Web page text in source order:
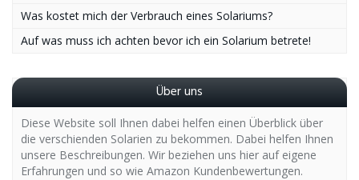
Was kostet mich der Verbrauch eines Solariums?
Auf was muss ich achten bevor ich ein Solarium betrete!
Über uns
Diese Website soll Ihnen dabei helfen einen Überblick über
die verschienden Solarien zu bekommen. Dabei helfen Ihnen
unsere Beschreibungen. Wir beziehen uns hier auf eigene
Erfahrungen und so wie Amazon Kundenbewertungen.